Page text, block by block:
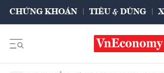
CHỨNG KHOÁN TIÊU & DÙNG